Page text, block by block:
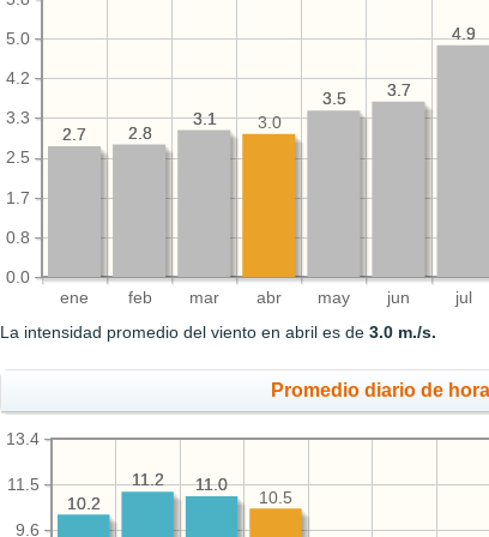
ene feb mar abr may jun jul
0.0
0.8
1.7
2.5
3.3
4.2
5.0 4.9
3.7
3.5
3.1
2.8
2.7
4.9
3.7
3.5
3.0
3.1
2.8
2.7
La intensidad promedio del viento en abril es de3.0 m./s.
Promedio diario de
9.6
11.5
13.4
11.0
11.2
10.2
10.5
11.0
11.2
10.2